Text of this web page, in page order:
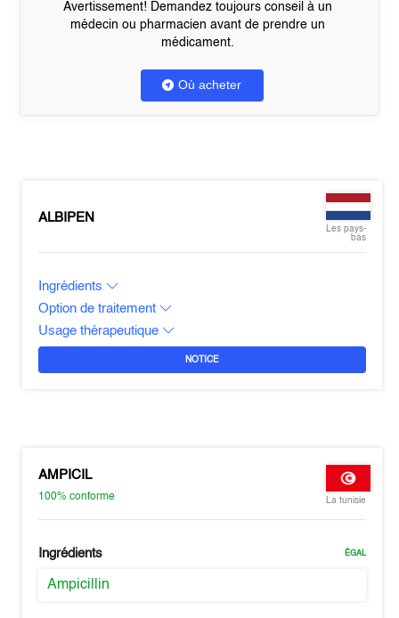
Avertissement! Demandez toujours conseil à un
médecin ou pharmacien avant de prendre un
médicament.
Où acheter
ALBIPEN
Les pays-
bas
Ingrédients
Option de traitement
Usage thérapeutique
NOTICE
AMPICIL
100%conforme La tunisie
Ingrédients ÉGAL
Ampicillin